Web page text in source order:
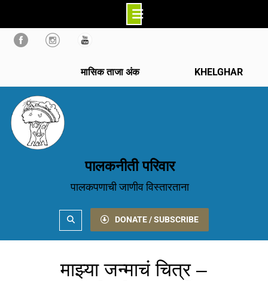
Skip
मासिक ताजा अंक KHELGHAR
पालकनीती परिवार
पालकपणाची जाणीव विस्तारताना
Search DONATE / SUBSCRIBE
माझ्या जन्माचं चित्र –